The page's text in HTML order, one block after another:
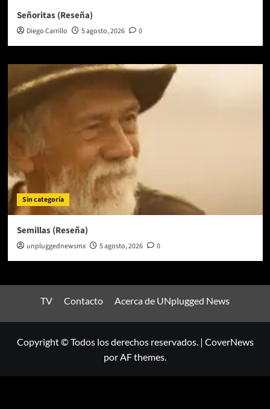
Señoritas (Reseña)
Diego Carrillo 5 agosto, 2026 0
Sin categoría
Semillas (Reseña)
unpluggednewsmx 5 agosto, 2026 0
TV Contacto Acerca de UNplugged News
Copyright © Todos los derechos reservados. | CoverNews
por AF themes.